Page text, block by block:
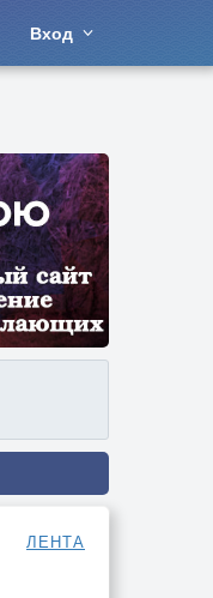
Вход
ЛЕНТА